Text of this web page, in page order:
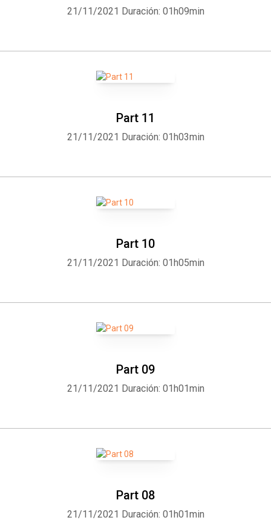
21/11/2021 Duración: 01h09min
Part 11
21/11/2021 Duración: 01h03min
Part 10
21/11/2021 Duración: 01h05min
Part 09
21/11/2021 Duración: 01h01min
Part 08
21/11/2021 Duración: 01h01min